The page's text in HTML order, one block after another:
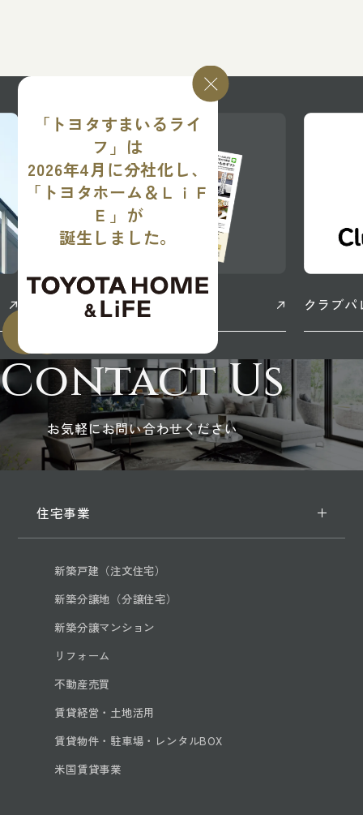
「トヨタすまいるライ
フ」は
2026年4月に分社化し、
「トヨタホーム＆ＬｉＦ
Ｅ」が
誕生しました。
情報誌『SMiLE＆LiFE』 クラブ
Contact Us
お気軽にお問い合わせください
住宅事業
新築戸建（注文住宅）
新築分譲地（分譲住宅）
新築分譲マンション
リフォーム
不動産売買
賃貸経営・土地活用
賃貸物件・駐車場・レンタルBOX
米国賃貸事業